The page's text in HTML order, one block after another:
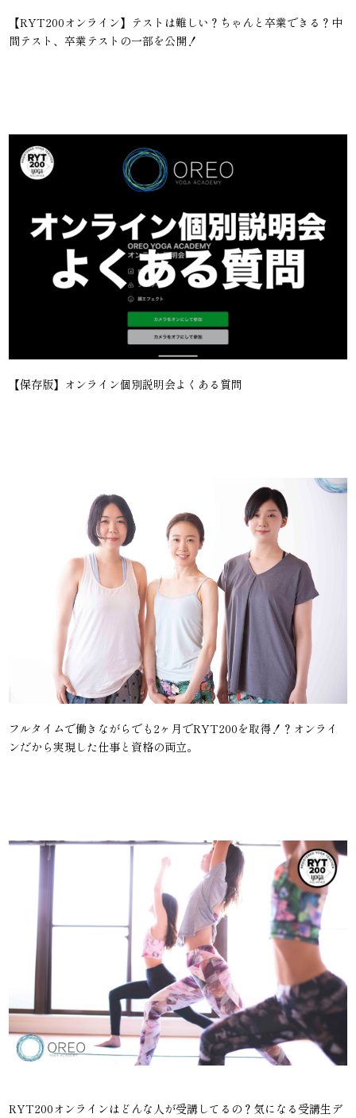
【RYT200オンライン】テストは難しい？ちゃんと卒業できる？中
間テスト、卒業テストの一部を公開！
【保存版】オンライン個別説明会よくある質問
フルタイムで働きながらでも2ヶ月でRYT200を取得！？オンライ
ンだから実現した仕事と資格の両立。
RYT200オンラインはどんな人が受講してるの？気になる受講生デ